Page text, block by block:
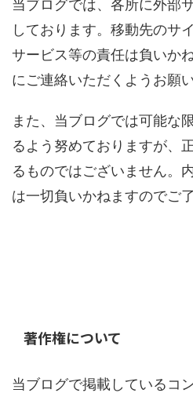
当ブログでは、各所に外部
しております。移動先のサ
サービス等の責任は負いか
にご連絡いただくようお願
また、当ブログでは可能な
るよう努めておりますが、
るものではございません。
は一切負いかねますのでご
著作権について
当ブログで掲載しているコ